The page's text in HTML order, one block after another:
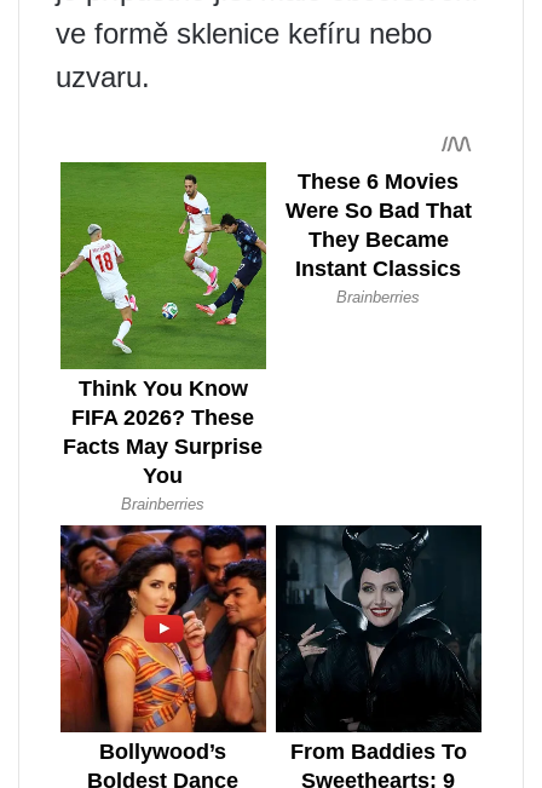
ve formě sklenice kefíru nebo
uzvaru.